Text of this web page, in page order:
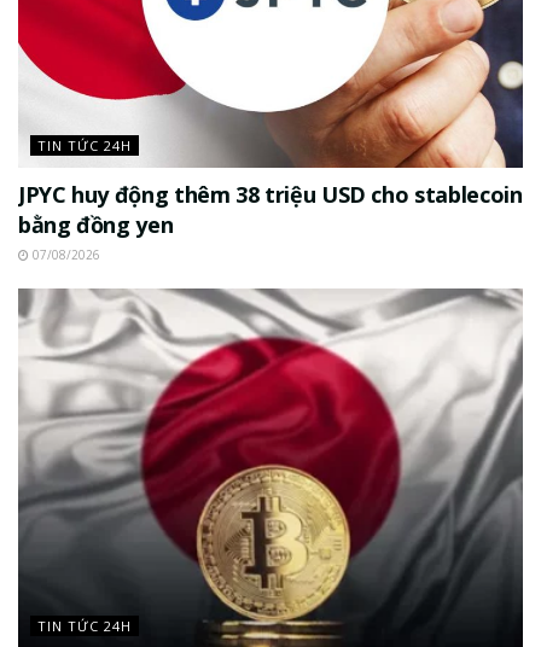
TIN TỨC 24H
JPYC huy động thêm 38 triệu USD cho stablecoin
bằng đồng yen
07/08/2026
TIN TỨC 24H